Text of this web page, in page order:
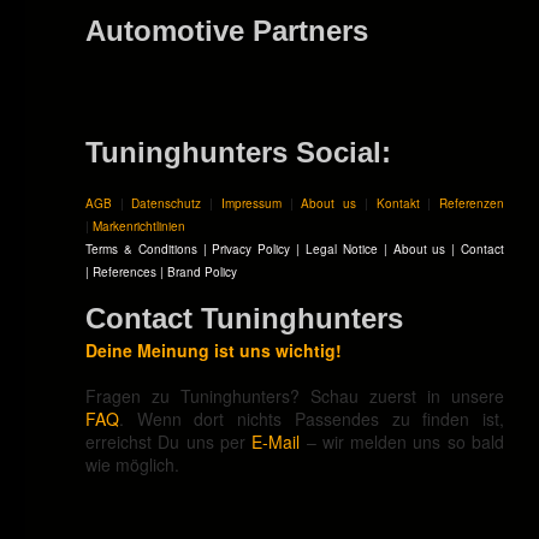
Automotive Partners
Tuninghunters Social:
AGB |Datenschutz | Impressum|About us | Kontakt| Referenzen
| Markenrichtlinien
Terms & Conditions| Privacy Policy | Legal Notice| About us |Contact
| References | Brand Policy
Contact Tuninghunters
Deine Meinung ist uns wichtig!
Fragen zu Tuninghunters? Schau zuerst in unsere
FAQ. Wenn dort nichts Passendes zu finden ist,
erreichst Du uns per E-Mail – wir melden uns so bald
wie möglich.